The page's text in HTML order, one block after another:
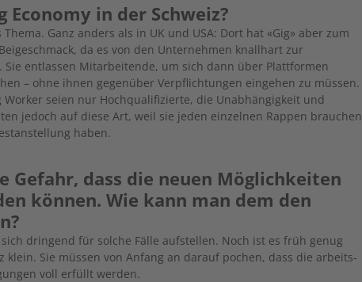
Economy in der Schweiz?
Ganz anders als in UK und USA: Dort hat «Gig» aber zum
da es von den Unternehmen knallhart zur
Sie entlassen Mitarbeitende, um sich dann über Plattformen
– ohne ihnen gegenüber Verpflichtungen eingehen zu müssen.
Worker seien nur Hochqualifizierte, die Unabhängigkeit und
jedoch auf diese Art, weil sie jeden einzelnen Rappen brauchen
haben.
Gefahr, dass die neuen Möglichkeiten
können. Wie kann man dem den
dringend für solche Fälle aufstellen. Noch ist es früh genug
klein. Sie müssen von Anfang an darauf pochen, dass die arbeits-
voll erfüllt werden.